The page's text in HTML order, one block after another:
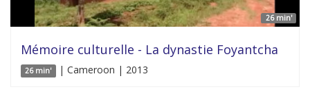
26 min'
Mémoire culturelle - La dynastie Foyantcha
26 min' | Cameroon | 2013